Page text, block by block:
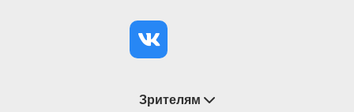
перкуссионных инструментов (тар, даф, тамбурин,
рик, ирландский боуран и др.).
Зрителям